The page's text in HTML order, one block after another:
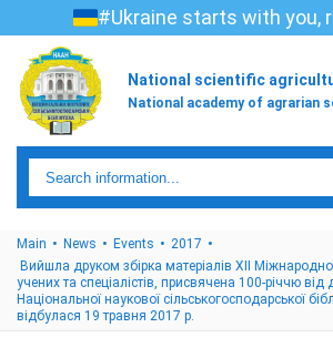
#Ukraine starts with you,
National scientific
National academy of agrarian
Main News Events
2017
Вийшла друком збірка матеріалів ХІІ
учених та спеціалістів, присвячена 100-річчю від
Національної наукової сільськогосподарської
відбулася 19 травня 2017 р.